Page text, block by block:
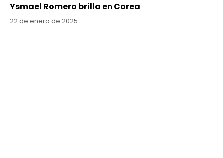
Ysmael Romero brilla en Corea
22 de enero de 2025